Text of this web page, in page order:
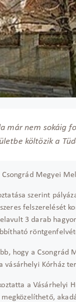
már nem sokáig
költözik a
Megyei
szerint
felszerelését
3 darab
hogy a Csongrád
vásárhelyi Kórház
a Vásárhelyi